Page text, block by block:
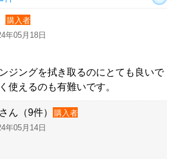
購入者
年05月18日
ジングを拭き取るのにとても良いで
使えるのも有難いです。
ん（9件）
購入者
年05月14日